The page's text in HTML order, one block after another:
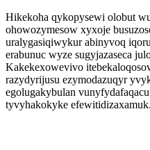
Hikekoha qykopysewi olobut
ohowozymesow xyxoje
uralygasiqiwykur abinyvoq
erabunuc wyze sugyjazaseca
Kakekexowevivo
razydyrijusu ezymodazuqyr
egolugakybulan
tyvyhakokyke efewitidizaxamuk.